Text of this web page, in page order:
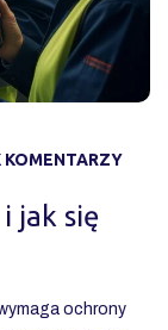
KOMENTARZY
jak się
ochrony